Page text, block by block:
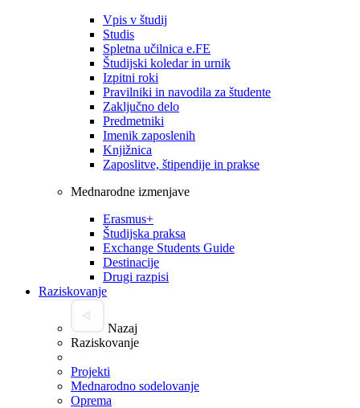
Vpis v študij
Studis
Spletna učilnica e.FE
Študijski koledar in urnik
Izpitni roki
Pravilniki in navodila za študente
Zaključno delo
Predmetniki
Imenik zaposlenih
Knjižnica
Zaposlitve, štipendije in prakse
Mednarodne izmenjave
Erasmus+
Študijska praksa
Exchange Students Guide
Destinacije
Drugi razpisi
Raziskovanje
Nazaj
Raziskovanje
Projekti
Mednarodno sodelovanje
Oprema